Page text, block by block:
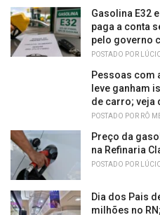
Gasolina E32
paga a conta
pelo governo
POSTADO POR
Pessoas com
leve ganham
de carro; veja
POSTADO POR RÔ
Preço da
na Refinaria
POSTADO POR
Dia dos Pais
milhões no